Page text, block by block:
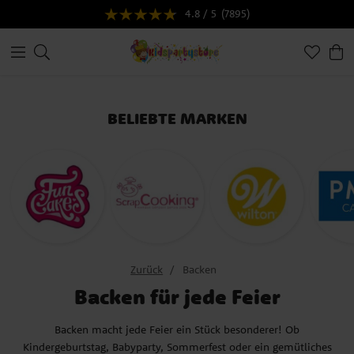
4.8 / 5 (7895)
BELIEBTE MARKEN
Zurück Backen
Backen für jede Feier
Backen macht jede Feier ein Stück besonderer! Ob
Kindergeburtstag, Babyparty, Sommerfest oder ein gemütliches